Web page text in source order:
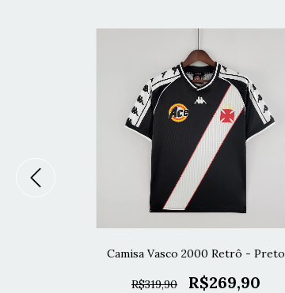
Camisa Vasco 2000 Retrô - Preto
R$319,90 R$269,90